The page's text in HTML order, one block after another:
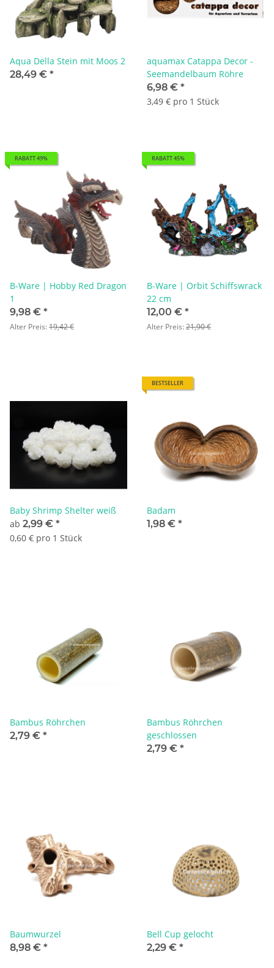
Aqua Della Stein mit Moos 2
28,49 € *
aquamax Catappa Decor -
Seemandelbaum Röhre
6,98 € *
3,49 € pro 1 Stück
RABATT 49%
B-Ware | Hobby Red Dragon
1
9,98 € *
Alter Preis:19,42 €
RABATT 45%
B-Ware | Orbit Schiffswrack
22 cm
12,00 € *
Alter Preis:21,90 €
Baby Shrimp Shelter weiß
ab 2,99 € *
0,60 € pro 1 Stück
BESTSELLER
Badam
1,98 € *
Bambus Röhrchen
2,79 € *
Bambus Röhrchen
geschlossen
2,79 € *
Baumwurzel
8,98 € *
Bell Cup gelocht
2,29 € *